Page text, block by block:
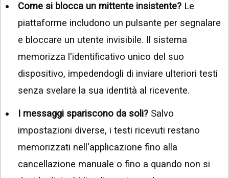
Come si blocca un mittente insistente? Le
piattaforme includono un pulsante per segnalare
e bloccare un utente invisibile. Il sistema
memorizza l'identificativo unico del suo
dispositivo, impedendogli di inviare ulteriori testi
senza svelare la sua identità al ricevente.
I messaggi spariscono da soli? Salvo
impostazioni diverse, i testi ricevuti restano
memorizzati nell'applicazione fino alla
cancellazione manuale o fino a quando non si